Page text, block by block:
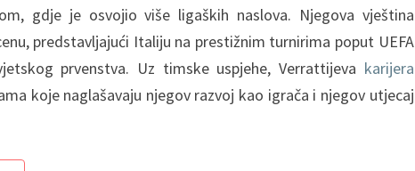
gdje je osvojio više ligaških naslova. Njegova vještina
predstavljajući Italiju na prestižnim turnirima poput UEFA
prvenstva. Uz timske uspjehe, Verrattijeva karijera
koje naglašavaju njegov razvoj kao igrača i njegov utjecaj